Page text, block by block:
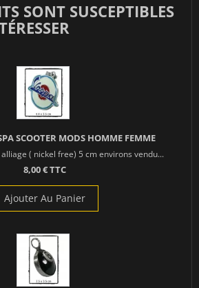
SONT SUSCEPTIBLES
SCOOTER MODS HOMME FEMME
( nickel free) 5 cm environs vendu...
8,00 € TTC
Ajouter Au Panier